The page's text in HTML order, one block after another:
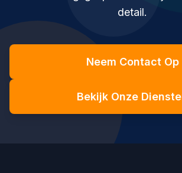
detail.
Neem Contact Op
Bekijk Onze